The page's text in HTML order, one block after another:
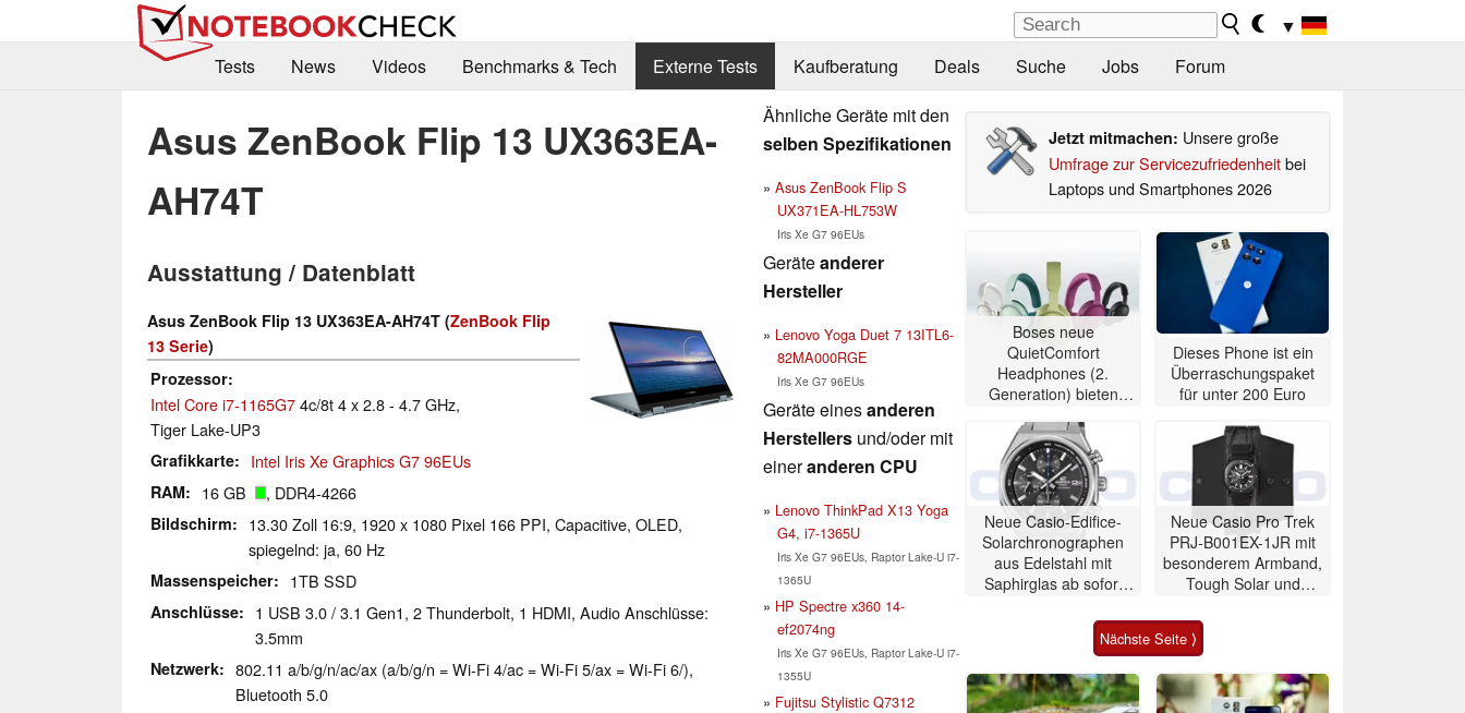
▼
Tests
News Videos Benchmarks & Tech Externe Tests Kaufberatung Deals Suche Jobs Forum
Asus ZenBook Flip 13 UX363EA-
AH74T
Ausstattung / Datenblatt
Asus ZenBook Flip 13 UX363EA-AH74T (ZenBook Flip
13 Serie)
Prozessor
Intel Core i7-1165G74c/8t 4 x 2.8 - 4.7 GHz,
Tiger Lake-UP3
Grafikkarte Intel Iris Xe Graphics G7 96EUs
RAM 16 GB , DDR4-4266
Bildschirm
13.30 Zoll 16:9, 1920 x 1080 Pixel 166 PPI, Capacitive, OLED,
spiegelnd: ja, 60 Hz
Massenspeicher 1TB SSD
Anschlüsse
1 USB 3.0 / 3.1 Gen1, 2 Thunderbolt, 1 HDMI, Audio Anschlüsse:
3.5mm
Netzwerk
802.11 a/b/g/n/ac/ax (a/b/g/n = Wi-Fi 4/ac = Wi-Fi 5/ax = Wi-Fi 6/),
Bluetooth 5.0
Ähnliche Geräte mit den
selben Spezifikationen
Asus ZenBook Flip S
UX371EA-HL753W
Iris Xe G7 96EUs
Geräteanderer
Hersteller
Lenovo Yoga Duet 7 13ITL6-
82MA000RGE
Iris Xe G7 96EUs
Geräte einesanderen
Herstellers und/oder mit
eineranderen CPU
Lenovo ThinkPad X13 Yoga
G4, i7-1365U
Iris Xe G7 96EUs, Raptor Lake-U i7-
1365U
HP Spectre x360 14-
ef2074ng
Iris Xe G7 96EUs, Raptor Lake-U i7-
1355U
Fujitsu Stylistic Q7312
Jetzt mitmachen: Unsere große
Umfrage zur Servicezufriedenheitbei
Laptops und Smartphones 2026
Boses neue
QuietComfort
Headphones (2.
Generation) bieten
Euro
Dieses Phone ist ein
Überraschungspaket
für unter 200 Euro
Neue Casio-Edifice-
Solarchronographen
aus Edelstahl mit
Saphirglas ab sofort
Neue Casio Pro Trek
PRJ-B001EX-1JR mit
besonderem Armband,
Tough Solar und
Nächste Seite ⟩